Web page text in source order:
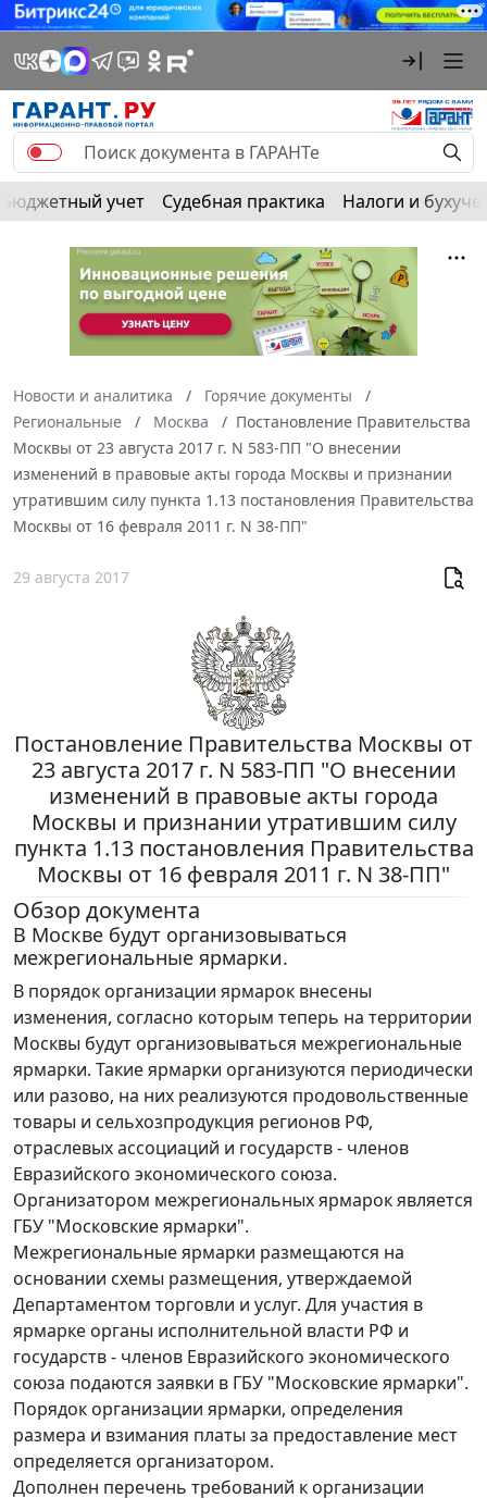
Бюджетный учет Судебная практика Налоги и
Новости и аналитика
Горячие документы
Региональные
Москва
Постановление Правительства
Москвы от 23 августа 2017 г. N 583-ПП "О внесении
изменений в правовые акты города Москвы и признании
утратившим силу пункта 1.13 постановления Правительства
Москвы от 16 февраля 2011 г. N 38-ПП"
29 августа 2017
Постановление Правительства Москвы от
23 августа 2017 г. N 583-ПП "О внесении
изменений в правовые акты города
Москвы и признании утратившим силу
пункта 1.13 постановления Правительства
Москвы от 16 февраля 2011 г. N 38-ПП"
Обзор документа
В Москве будут организовываться
межрегиональные ярмарки.
В порядок организации ярмарок внесены
изменения, согласно которым теперь на территории
Москвы будут организовываться межрегиональные
ярмарки. Такие ярмарки организуются периодически
или разово, на них реализуются продовольственные
товары и сельхозпродукция регионов РФ,
отраслевых ассоциаций и государств - членов
Евразийского экономического союза.
Организатором межрегиональных ярмарок является
ГБУ "Московские ярмарки".
Межрегиональные ярмарки размещаются на
основании схемы размещения, утверждаемой
Департаментом торговли и услуг. Для участия в
ярмарке органы исполнительной власти РФ и
государств - членов Евразийского экономического
союза подаются заявки в ГБУ "Московские ярмарки".
Порядок организации ярмарки, определения
размера и взимания платы за предоставление мест
определяется организатором.
Дополнен перечень требований к организации